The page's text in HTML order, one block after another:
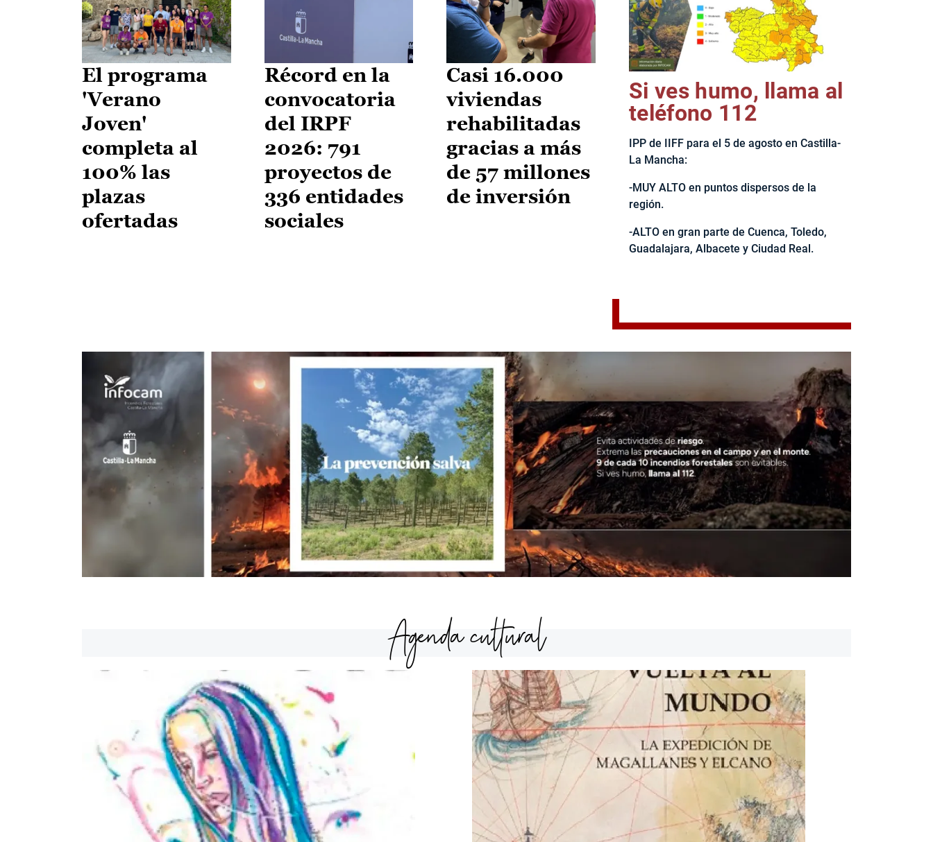
El programa
'Verano
Joven'
completa al
100% las
plazas
ofertadas
Récord en la
convocatoria
del IRPF
2026: 791
proyectos de
336 entidades
sociales
Casi 16.000
viviendas
rehabilitadas
gracias a más
de 57 millones
de inversión
Si ves humo, llama al
teléfono 112
IPP de IIFF para el 5 de agosto en Castilla-
La Mancha:
-MUY ALTO en puntos dispersos de la
región.
-ALTO en gran parte de Cuenca, Toledo,
Guadalajara, Albacete y Ciudad Real.
Agenda cultural